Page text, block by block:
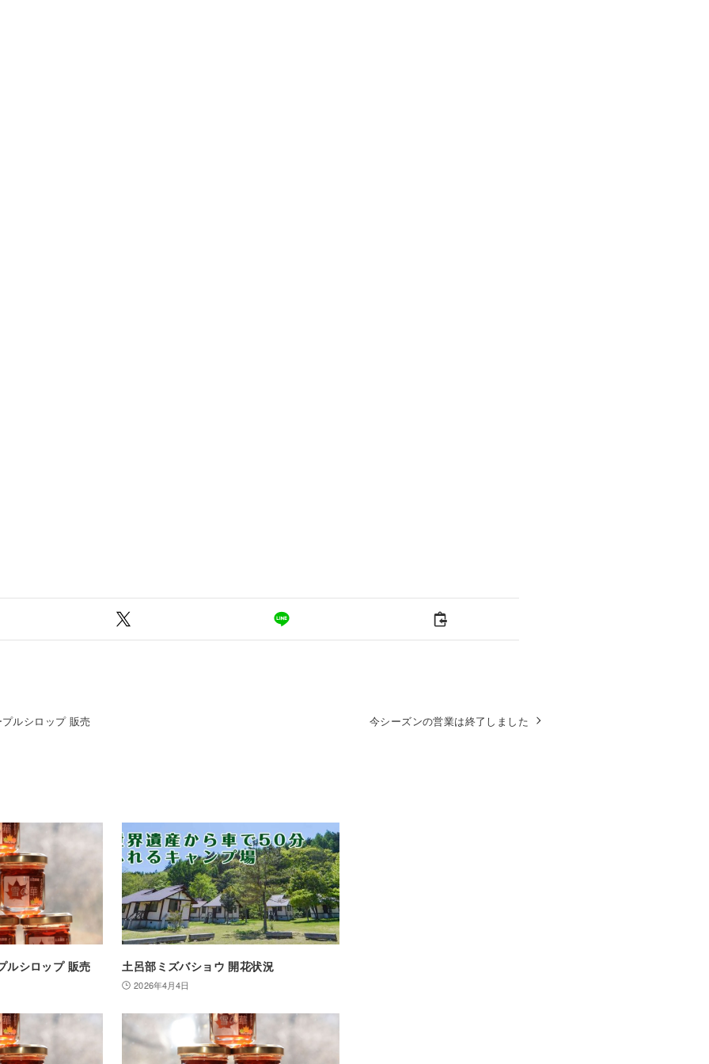
ルシロップ 販売 今シーズンの営業は終了しました
ルシロップ 販売 土呂部ミズバショウ 開花状況
2026年4月4日